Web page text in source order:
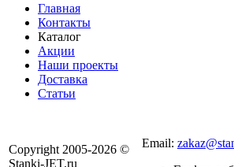
Главная
Контакты
Каталог
Акции
Наши проекты
Доставка
Статьи
Copyright 2005-2026 ©
Stanki-JET.ru
Email: